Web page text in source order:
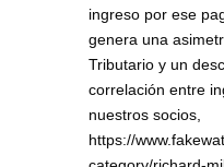
ingreso por ese
genera una
Tributario y un
correlación entre
nuestros socios,
https://